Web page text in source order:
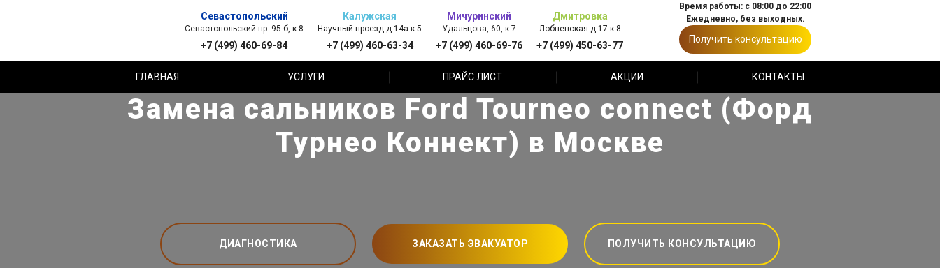
Севастопольский
Севастопольский пр. 95 б, к.8
+7 (499) 460-69-84
Калужская
Научный проезд д.14а к.5
+7 (499) 460-63-34
Мичуринский
Удальцова, 60, к.7
+7 (499) 460-69-76
Дмитровка
Лобненская д.17 к.8
+7 (499) 450-63-77
Время работы: с 08:00 до 22:00
Ежедневно, без выходных.
Получить консультацию
ГЛАВНАЯ УСЛУГИ ПРАЙС ЛИСТ АКЦИИ КОНТАКТЫ
Замена сальников Ford Tourneo connect (Форд
Турнео Коннект) в Москве
ДИАГНОСТИКА ЗАКАЗАТЬ ЭВАКУАТОР ПОЛУЧИТЬ КОНСУЛЬТАЦИЮ